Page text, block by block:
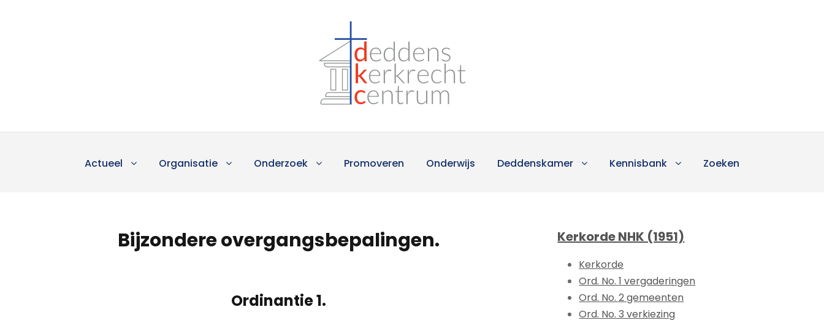
Actueel Organisatie Onderzoek Promoveren Onderwijs Deddenskamer Kennisbank Zoeken
Bijzondere overgangsbepalingen.
Ordinantie 1.
Kerkorde NHK (1951)
Kerkorde
Ord. No. 1 vergaderingen
Ord. No. 2 gemeenten
Ord. No. 3 verkiezing